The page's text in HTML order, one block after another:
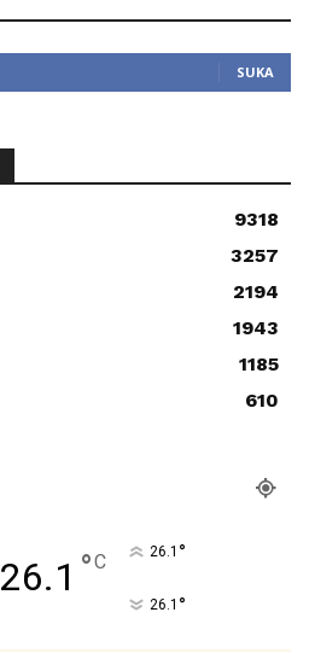
SUKA
9318
3257
2194
1943
1185
610
26.1 °C 26.1 °
26.1 °